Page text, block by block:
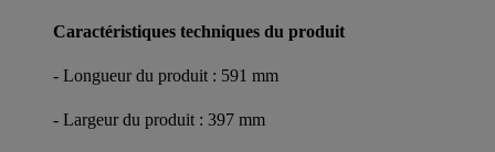
Caractéristiques techniques du produit
- Longueur du produit : 591 mm
- Largeur du produit : 397 mm